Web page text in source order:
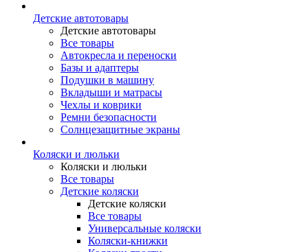
Детские автотовары
Детские автотовары
Все товары
Автокресла и переноски
Базы и адаптеры
Подушки в машину
Вкладыши и матрасы
Чехлы и коврики
Ремни безопасности
Солнцезащитные экраны
Коляски и люльки
Коляски и люльки
Все товары
Детские коляски
Детские коляски
Все товары
Универсальные коляски
Коляски-книжки